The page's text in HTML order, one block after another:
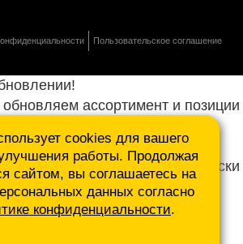
Пользовательское соглашение
cookies для вашего
работы. Продолжая
сайтом, вы соглашаетесь на
данных согласно
конфиденциальности.
ассортимент и позиции
ваши запросы и списки